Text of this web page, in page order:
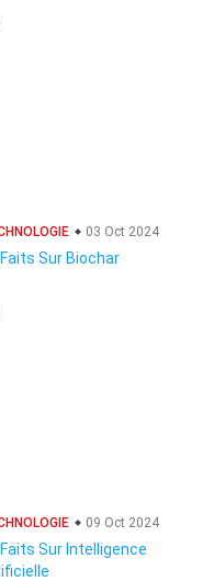
03 Oct 2024
Sur Biochar
09 Oct 2024
Sur Intelligence